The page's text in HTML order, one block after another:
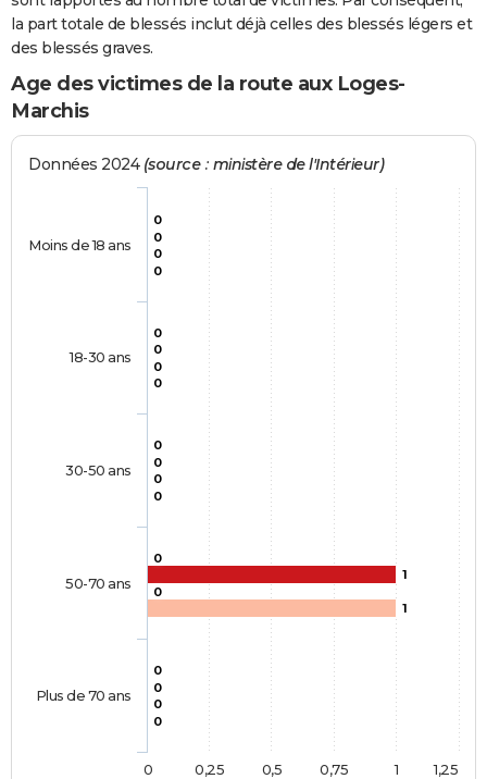
la part totale de blessés inclut déjà celles des blessés légers et
des blessés graves.
Age des victimes de la route aux Loges-
Marchis
Données 2024 (source : ministère de l'Intérieur)
0
0
0
0
0
0
0
0
1
0
0
0
0
0
0
0
0
0
1
0
Moins de 18 ans
18-30 ans
30-50 ans
50-70 ans
Plus de 70 ans
0 1
0,25 0,5 0,75 1,25